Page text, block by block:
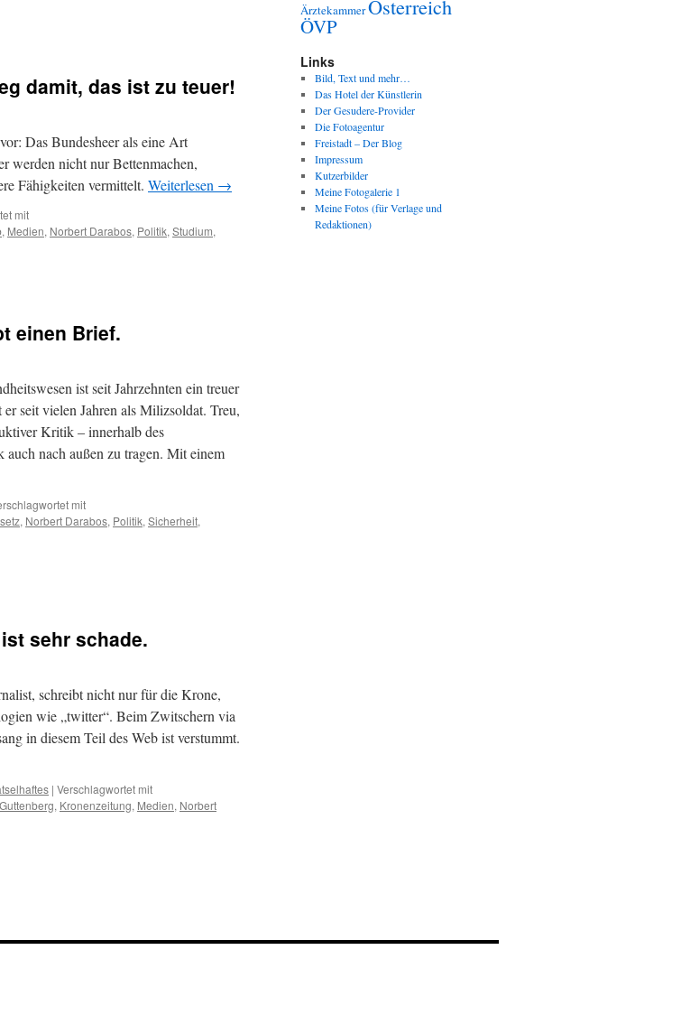
damit, das ist zu teuer!
Das Bundesheer als eine Art
werden nicht nur Bettenmachen,
Fähigkeiten vermittelt. Weiterlesen →
mit
, Medien, Norbert Darabos, Politik, Studium,
einen Brief.
ist seit Jahrzehnten ein treuer
seit vielen Jahren als Milizsoldat. Treu,
Kritik – innerhalb des
nach außen zu tragen. Mit einem
mit
, Norbert Darabos, Politik, Sicherheit,
sehr schade.
schreibt nicht nur für die Krone,
wie „twitter“. Beim Zwitschern via
in diesem Teil des Web ist verstummt.
| Verschlagwortet mit
Guttenberg, Kronenzeitung, Medien, Norbert
ÄrztekammerÖsterreich
ÖVP
Links
Bild, Text und mehr…
Das Hotel der Künstlerin
Der Gesudere-Provider
Die Fotoagentur
Freistadt – Der Blog
Impressum
Kutzerbilder
Meine Fotogalerie 1
Meine Fotos (für Verlage und
Redaktionen)